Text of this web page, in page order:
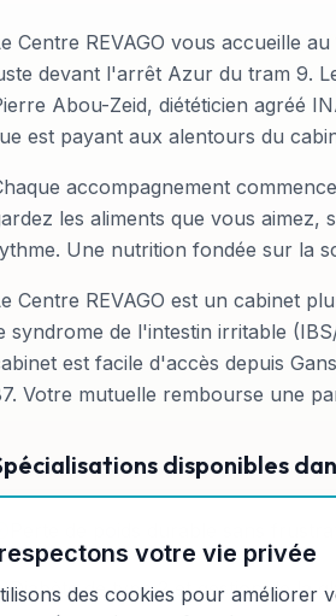
Centre REVAGO vous accueille
devant l'arrêt Azur du tram 9.
Abou-Zeid, diététicien agréé
est payant aux alentours du
accompagnement
les aliments que vous aimez,
Une nutrition fondée sur la
Centre REVAGO est un cabinet
syndrome de l'intestin irritable
est facile d'accès depuis
Votre mutuelle rembourse une
disponibles
Diabète de type 2 et gestion de la
votre vie privée
des cookies pour améliorer